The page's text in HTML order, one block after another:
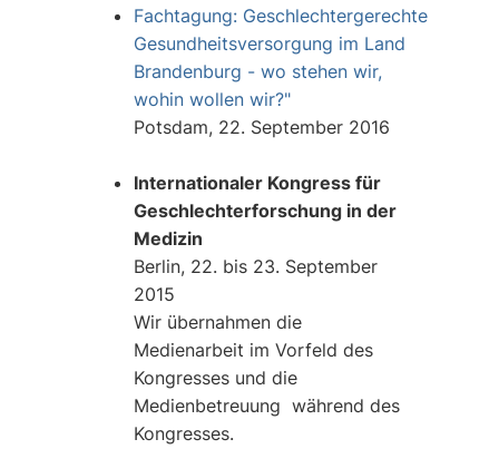
Fachtagung: Geschlechtergerechte
Gesundheitsversorgung im Land
Brandenburg - wo stehen wir,
wohin wollen wir?"
Potsdam, 22. September 2016
Internationaler Kongress für
Geschlechterforschung in der
Medizin
Berlin, 22. bis 23. September
2015
Wir übernahmen die
Medienarbeit im Vorfeld des
Kongresses und die
Medienbetreuung während des
Kongresses.